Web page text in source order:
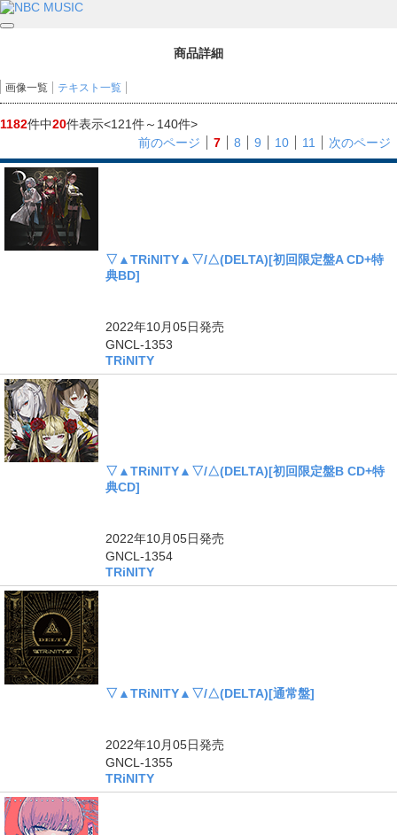
商品詳細
画像一覧 テキスト一覧
1182件中20件表示<121件～140件>
前のページ
7 8 9 10 11 次のページ
▽▲TRiNITY▲▽/△(DELTA)[初回限定盤A CD+特
典BD]
2022年10月05日発売
GNCL-1353
TRiNITY
▽▲TRiNITY▲▽/△(DELTA)[初回限定盤B CD+特
典CD]
2022年10月05日発売
GNCL-1354
TRiNITY
▽▲TRiNITY▲▽/△(DELTA)[通常盤]
2022年10月05日発売
GNCL-1355
TRiNITY